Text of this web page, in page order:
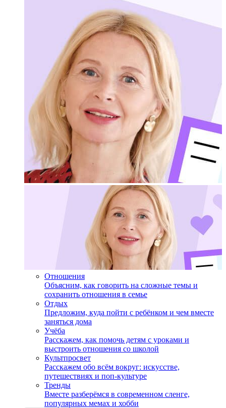
Отношения
Объясним, как говорить на сложные темы и
сохранить отношения в семье
Отдых
Предложим, куда пойти с ребёнком и чем вместе
заняться дома
Учёба
Расскажем, как помочь детям с уроками и
выстроить отношения со школой
Культпросвет
Расскажем обо всём вокруг: искусстве,
путешествиях и поп-культуре
Тренды
Вместе разберёмся в современном сленге,
популярных мемах и хобби